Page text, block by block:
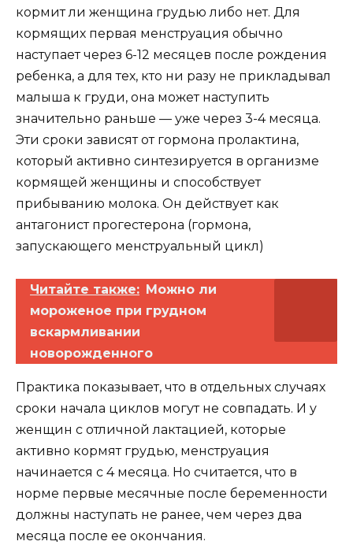
кормит ли женщина грудью либо нет. Для
кормящих первая менструация обычно
наступает через 6-12 месяцев после рождения
ребенка, а для тех, кто ни разу не прикладывал
малыша к груди, она может наступить
значительно раньше — уже через 3-4 месяца.
Эти сроки зависят от гормона пролактина,
который активно синтезируется в организме
кормящей женщины и способствует
прибыванию молока. Он действует как
антагонист прогестерона (гормона,
запускающего менструальный цикл)
Читайте также: Можно ли
мороженое при грудном
вскармливании
новорожденного
Практика показывает, что в отдельных случаях
сроки начала циклов могут не совпадать. И у
женщин с отличной лактацией, которые
активно кормят грудью, менструация
начинается с 4 месяца. Но считается, что в
норме первые месячные после беременности
должны наступать не ранее, чем через два
месяца после ее окончания.